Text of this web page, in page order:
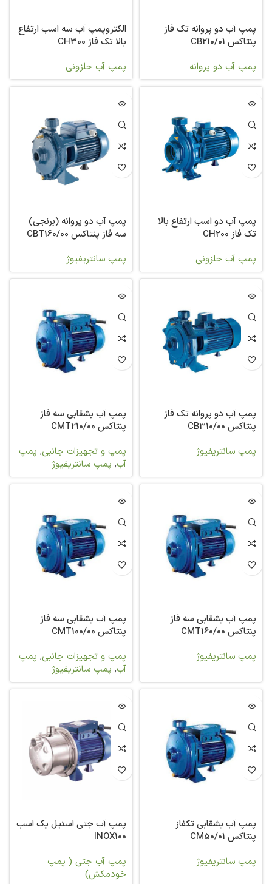
پمپ آب دو پروانه تک فاز
پنتاکس CB210/01
پمپ آب دو پروانه
الکتروپمپ آب سه اسب ارتفاع
بالا تک فاز CH300
پمپ آب حلزونی
پمپ آب دو اسب ارتفاع بالا
تک فاز CH200
پمپ آب حلزونی
پمپ آب دو پروانه (برنجی)
سه فاز پنتاکس CBT160/00
پمپ سانتریفیوژ
پمپ آب دو پروانه تک فاز
پنتاکس CB310/00
پمپ سانتریفیوژ
پمپ آب بشقابی سه فاز
پنتاکس CMT210/00
پمپ و تجهیزات جانبی, پمپ
آب, پمپ سانتریفیوژ
پمپ آب بشقابی سه فاز
پنتاکس CMT160/00
پمپ سانتریفیوژ
پمپ آب بشقابی سه فاز
پنتاکس CMT100/00
پمپ و تجهیزات جانبی, پمپ
آب, پمپ سانتریفیوژ
پمپ آب بشقابی تکفاز
پنتاکس CM50/01
پمپ سانتریفیوژ
پمپ آب جتی استیل یک اسب
INOX100
پمپ آب جتی ( پمپ
خودمکش)